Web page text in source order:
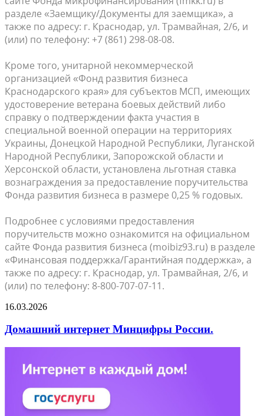
разделе «Заемщику/Документы для заемщика», а
также по адресу: г. Краснодар, ул. Трамвайная, 2/6, и
(или) по телефону: +7 (861) 298-08-08.
Кроме того, унитарной некоммерческой
организацией «Фонд развития бизнеса
Краснодарского края» для субъектов МСП, имеющих
удостоверение ветерана боевых действий либо
справку о подтверждении факта участия в
специальной военной операции на территориях
Украины, Донецкой Народной Республики, Луганской
Народной Республики, Запорожской области и
Херсонской области, установлена льготная ставка
вознаграждения за предоставление поручительства
Фонда развития бизнеса в размере 0,25 % годовых.
Подробнее с условиями предоставления
поручительств можно ознакомится на официальном
сайте Фонда развития бизнеса (moibiz93.ru) в разделе
«Финансовая поддержка/Гарантийная поддержка», а
также по адресу: г. Краснодар, ул. Трамвайная, 2/6, и
(или) по телефону: 8-800-707-07-11.
16.03.2026
Домашний интернет Минцифры России.